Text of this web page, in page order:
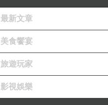
最新文章
美食饗宴
旅遊玩家
影視娛樂